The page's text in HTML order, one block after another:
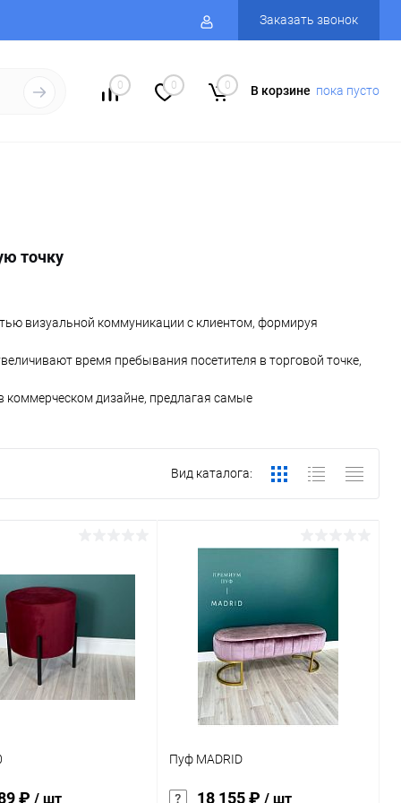
Заказать звонок
0 0 0 В корзине пока пусто
точку
визуальной коммуникации с клиентом, формируя
время пребывания посетителя в торговой точке,
дизайне, предлагая самые
Вид каталога:
₽ / шт
Пуф MADRID
18 155 ₽/ шт